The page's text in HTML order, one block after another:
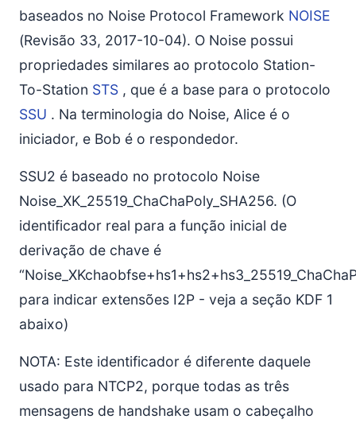
baseados no Noise Protocol Framework NOISE
(Revisão 33, 2017-10-04). O Noise possui
propriedades similares ao protocolo Station-
To-Station STS , que é a base para o protocolo
SSU . Na terminologia do Noise, Alice é o
iniciador, e Bob é o respondedor.
SSU2 é baseado no protocolo Noise
Noise_XK_25519_ChaChaPoly_SHA256. (O
identificador real para a função inicial de
derivação de chave é
para indicar extensões I2P - veja a seção KDF 1
abaixo)
NOTA: Este identificador é diferente daquele
usado para NTCP2, porque todas as três
mensagens de handshake usam o cabeçalho